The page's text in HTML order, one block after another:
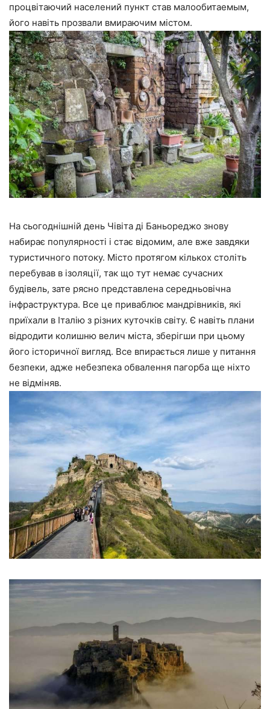
процвітаючий населений пункт став малообитаемым,
його навіть прозвали вмираючим містом.
На сьогоднішній день Чівіта ді Баньореджо знову
набирає популярності і стає відомим, але вже завдяки
туристичного потоку. Місто протягом кількох століть
перебував в ізоляції, так що тут немає сучасних
будівель, зате рясно представлена середньовічна
інфраструктура. Все це приваблює мандрівників, які
приїхали в Італію з різних куточків світу. Є навіть плани
відродити колишню велич міста, зберігши при цьому
його історичної вигляд. Все впирається лише у питання
безпеки, адже небезпека обвалення пагорба ще ніхто
не відміняв.